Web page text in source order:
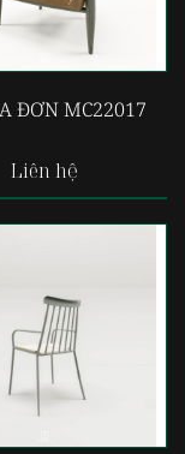
ĐƠN MC22017
Liên hệ